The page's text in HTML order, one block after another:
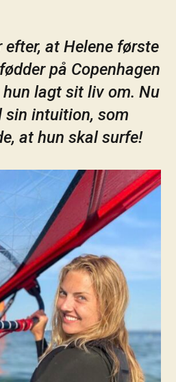
efter, at Helene første
på Copenhagen
lagt sit liv om. Nu
sin intuition, som
at hun skal surfe!